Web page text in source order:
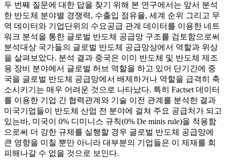
두 번째 질문에 대한 답을 찾기 위해 본 연구에서는 앞서 분석
한 반도체 분야별 경쟁력, 수출입 점유율, 세계 순위 그리고 무
역 데이터와 기업단위의 수요공급 관계 데이터를 이용한 네트
워크 분석을 통한 글로벌 반도체 공급망 구조를 검토함으로써
분석대상 국가들의 글로벌 반도체 공급망상에서 역할과 위상
을 살펴보았다. 분석 결과 중국은 이미 반도체 및 반도체 제조
용 장비 분야에서 글로벌 허브 역할을 하고 있어 단기간에 중
국을 글로벌 반도체 공급망에서 배제하거나 역할을 급격히 축
소시키기는 매우 어려운 것으로 나타났다. 특히 Factset 데이터
를 이용한 기업 간 협력관계와 기술 이전 관계를 분석한 결과
미국기업들이 반도체 산업 전 분야에 걸쳐 주요 공급처가 되고
있는바, 미국이 0% 디미니스 규칙(0% De minis rule)을 적용함
으로써 더 강한 규제를 실행할 경우 글로벌 반도체 공급망에
큰 영향을 미칠 뿐만 아니라 대부분의 기업들은 이 제재를 회
피해나갈 수 없을 것으로 보인다.